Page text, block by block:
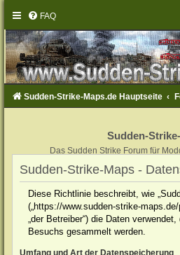
FAQ
Sudden-Strike-Maps.de Hauptseite
Sudden-
Das Sudden Strike Forum für
Sudden-Strike-Maps -
Diese Richtlinie beschreibt, wie
(„https://www.sudden-strike-
„der Betreiber“) die Daten
Besuchs gesammelt werden.
Umfang und Art der Datenspeicherung